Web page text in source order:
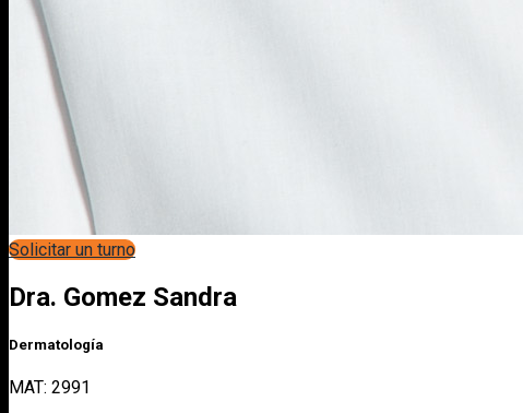
Solicitar un turno
Dra. Gomez Sandra
Dermatología
MAT: 2991